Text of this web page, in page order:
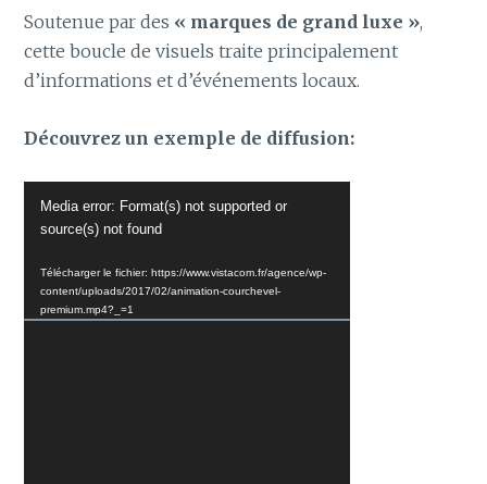
Soutenue par des « marques de grand luxe »,
cette boucle de visuels traite principalement
d’informations et d’événements locaux.
Découvrez un exemple de diffusion:
vidéo
Media error: Format(s) not supported or
source(s) not found
Télécharger le fichier: https://www.vistacom.fr/agence/wp-
content/uploads/2017/02/animation-courchevel-
premium.mp4?_=1